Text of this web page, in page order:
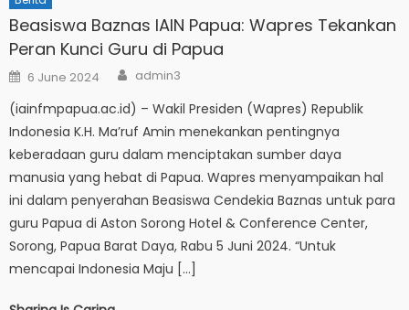
Beasiswa Baznas IAIN Papua: Wapres Tekankan
Peran Kunci Guru di Papua
Posted
on
6 June 2024 Author
admin3
(iainfmpapua.ac.id) – Wakil Presiden (Wapres) Republik
Indonesia K.H. Ma’ruf Amin menekankan pentingnya
keberadaan guru dalam menciptakan sumber daya
manusia yang hebat di Papua. Wapres menyampaikan hal
ini dalam penyerahan Beasiswa Cendekia Baznas untuk para
guru Papua di Aston Sorong Hotel & Conference Center,
Sorong, Papua Barat Daya, Rabu 5 Juni 2024. “Untuk
mencapai Indonesia Maju […]